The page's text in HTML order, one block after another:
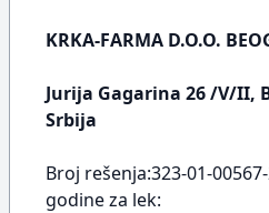
KRKA-FARMA D.O.O.
Jurija Gagarina 26 /V/II,
Srbija
Broj rešenja:323-01-
godine za lek: